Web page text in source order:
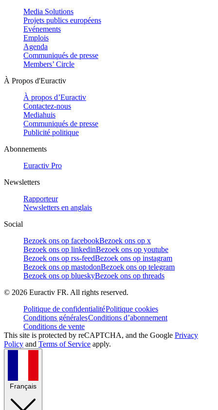
Media Solutions
Projets publics européens
Evénements
Emplois
Agenda
Communiqués de presse
Members’ Circle
À Propos d'Euractiv
À propos d’Euractiv
Contactez-nous
Mediahuis
Communiqués de presse
Publicité politique
Abonnements
Euractiv Pro
Newsletters
Rapporteur
Newsletters en anglais
Social
Bezoek ons op facebookBezoek ons op x
Bezoek ons op linkedinBezoek ons op youtube
Bezoek ons op rss-feedBezoek ons op instagram
Bezoek ons op mastodonBezoek ons op telegram
Bezoek ons op blueskyBezoek ons op threads
© 2026 Euractiv FR. All rights reserved.
Politique de confidentialitéPolitique cookies
Conditions généralesConditions d’abonnement
Conditions de vente
This site is protected by reCAPTCHA, and the Google Privacy
Policy and Terms of Service apply.
Français